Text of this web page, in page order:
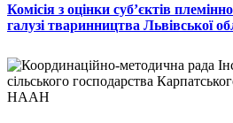
Комісія з оцінки суб’єктів
галузі тваринництва Львівської